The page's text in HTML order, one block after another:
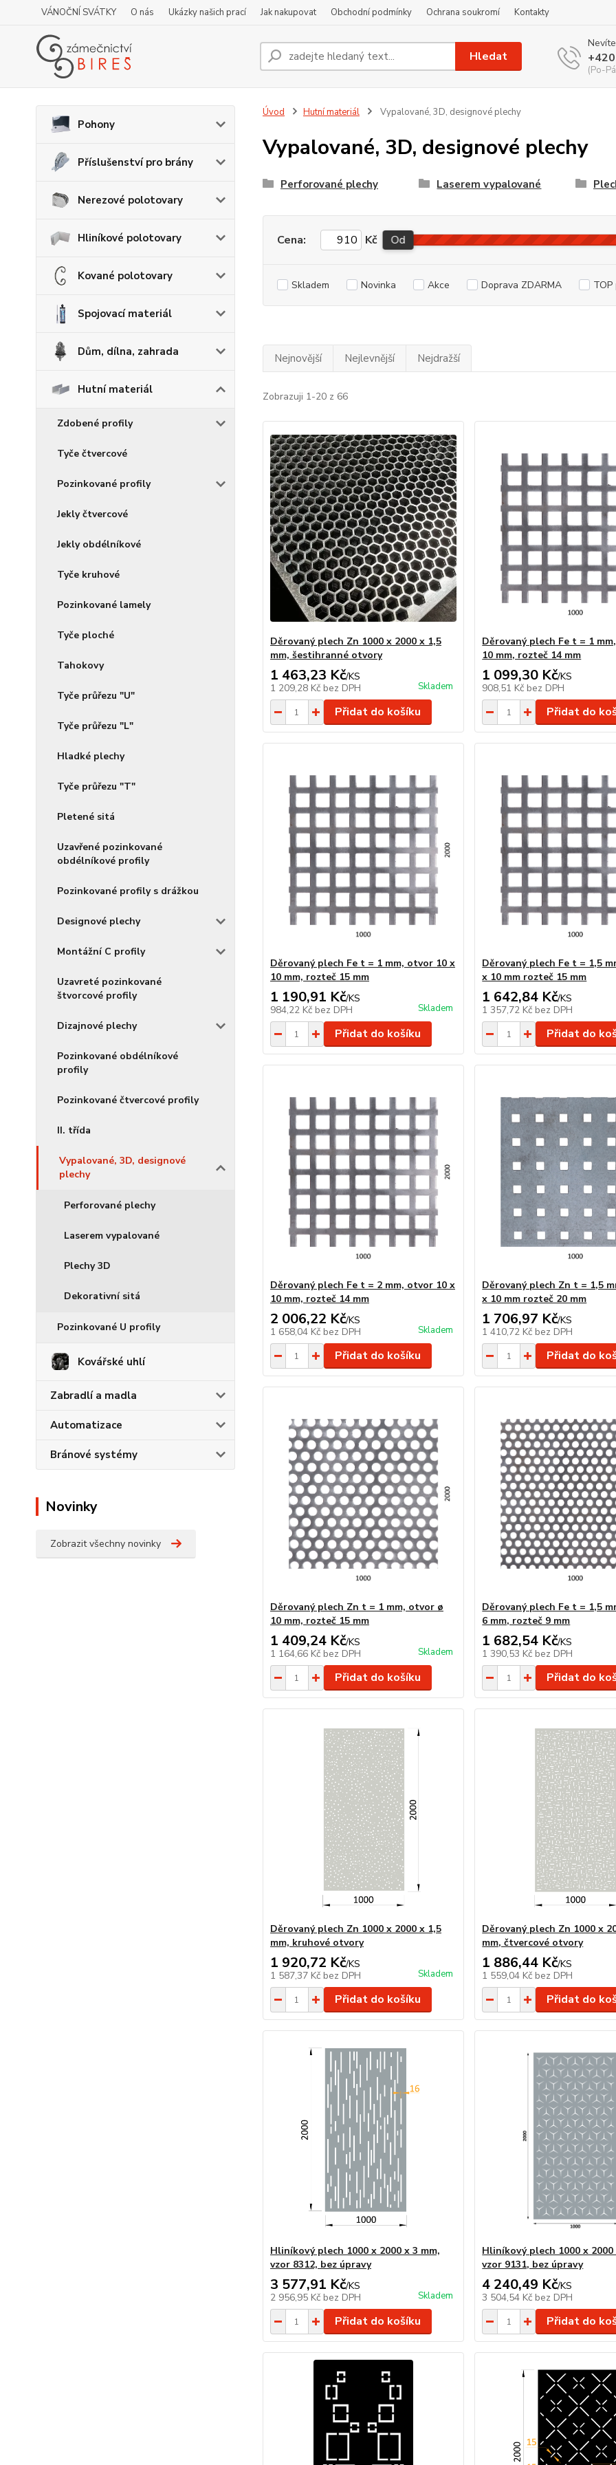
VÁNOČNÍ SVÁTKY O nás Ukázky našich prací Jak nakupovat Obchodní podmínky Ochrana soukromí Kontakty
Hledat
(Po-
Pohony
Příslušenství pro brány
Nerezové polotovary
Hliníkové polotovary
Kované polotovary
Spojovací materiál
Dům, dílna, zahrada
Hutní materiál
Zdobené profily
Tyče čtvercové
Pozinkované profily
Jekly čtvercové
Jekly obdélníkové
Tyče kruhové
Pozinkované lamely
Tyče ploché
Tahokovy
Tyče průřezu "U"
Tyče průřezu "L"
Hladké plechy
Tyče průřezu "T"
Pletené sitá
Uzavřené pozinkované
obdélníkové profily
Pozinkované profily s drážkou
Designové plechy
Montážní C profily
Uzavreté pozinkované
štvorcové profily
Dizajnové plechy
Pozinkované obdélníkové
profily
Pozinkované čtvercové profily
II. třída
Vypalované, 3D, designové
plechy
Perforované plechy
Laserem vypalované
Plechy 3D
Dekorativní sitá
Pozinkované U profily
Kovářské uhlí
Zabradlí a madla
Automatizace
Bránové systémy
Novinky
Zobrazit všechny novinky
Úvod Hutní materiál Vypalované, 3D, designové plechy
Vypalované, 3D, designové plechy
Perforované plechy Laserem vypalované
Cena: Kč Od
Skladem Novinka Akce Doprava ZDARMA
Nejnovější Nejlevnější Nejdražší
Zobrazuji 1-20 z 66
Děrovaný plech Zn 1000 x 2000 x 1,5
mm, šestihranné otvory
1 463,23 Kč/KS
1 209,28 Kč bez DPH Skladem
Přidat do košíku
Děrovaný plech Fe t = 1
10 mm, rozteč 14 mm
1 099,30 Kč/KS
908,51 Kč bez DPH
Přidat do
Děrovaný plech Fe t = 1 mm, otvor 10 x
10 mm, rozteč 15 mm
1 190,91 Kč/KS
984,22 Kč bez DPH Skladem
Přidat do košíku
Děrovaný plech Fe t = 1,5
x 10 mm rozteč 15 mm
1 642,84 Kč/KS
1 357,72 Kč bez DPH
Přidat do
Děrovaný plech Fe t = 2 mm, otvor 10 x
10 mm, rozteč 14 mm
2 006,22 Kč/KS
1 658,04 Kč bez DPH Skladem
Přidat do košíku
Děrovaný plech Zn t = 1,5
x 10 mm rozteč 20 mm
1 706,97 Kč/KS
1 410,72 Kč bez DPH
Přidat do
Děrovaný plech Zn t = 1 mm, otvor ø
10 mm, rozteč 15 mm
1 409,24 Kč/KS
1 164,66 Kč bez DPH Skladem
Přidat do košíku
Děrovaný plech Fe t = 1,5
6 mm, rozteč 9 mm
1 682,54 Kč/KS
1 390,53 Kč bez DPH
Přidat do
Děrovaný plech Zn 1000 x 2000 x 1,5
mm, kruhové otvory
1 920,72 Kč/KS
1 587,37 Kč bez DPH Skladem
Přidat do košíku
Děrovaný plech Zn 1000 x
mm, čtvercové otvory
1 886,44 Kč/KS
1 559,04 Kč bez DPH
Přidat do
Hliníkový plech 1000 x 2000 x 3 mm,
vzor 8312, bez úpravy
3 577,91 Kč/KS
2 956,95 Kč bez DPH Skladem
Přidat do košíku
Hliníkový plech 1000 x 2000
vzor 9131, bez úpravy
4 240,49 Kč/KS
3 504,54 Kč bez DPH
Přidat do